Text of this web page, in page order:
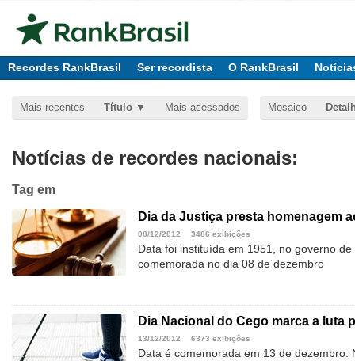
Recordes RankBrasil Ser recordista O RankBrasil
Mais recentes Título Mais acessados Mosaico
Notícias de recordes nacionais:
Tag em
Dia da Justiça presta homenagem
08/12/2012 3486 exibições
Data foi instituída em 1951, no governo
comemorada no dia 08 de dezembro
Dia Nacional do Cego marca a luta
13/12/2012 6373 exibições
Data é comemorada em 13 de dezembro.